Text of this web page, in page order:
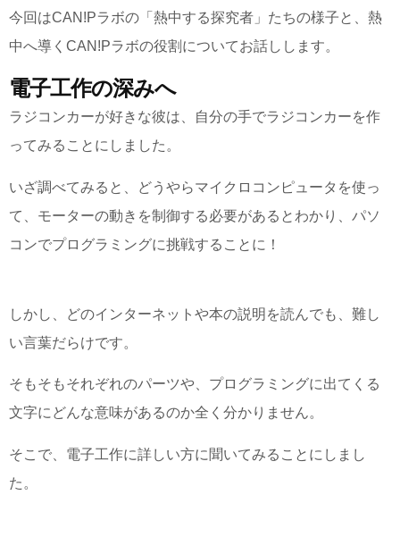
今回はCAN!Pラボの「熱中する探究者」たちの様子と、熱
中へ導くCAN!Pラボの役割についてお話しします。
電子工作の深みへ
ラジコンカーが好きな彼は、自分の手でラジコンカーを作
ってみることにしました。
いざ調べてみると、どうやらマイクロコンピュータを使っ
て、モーターの動きを制御する必要があるとわかり、パソ
コンでプログラミングに挑戦することに！
しかし、どのインターネットや本の説明を読んでも、難し
い言葉だらけです。
そもそもそれぞれのパーツや、プログラミングに出てくる
文字にどんな意味があるのか全く分かりません。
そこで、電子工作に詳しい方に聞いてみることにしまし
た。